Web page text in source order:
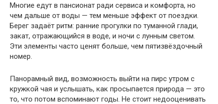
Многие едут в пансионат ради сервиса и комфорта, но
чем дальше от воды — тем меньше эффект от поездки.
Берег задаёт ритм: ранние прогулки по туманной глади,
закат, отражающийся в воде, и ночи с лунным светом.
Эти элементы часто ценят больше, чем пятизвёздочный
номер.
Панорамный вид, возможность выйти на пирс утром с
кружкой чая и услышать, как просыпается природа — это
то, что потом вспоминают годы. Не стоит недооценивать